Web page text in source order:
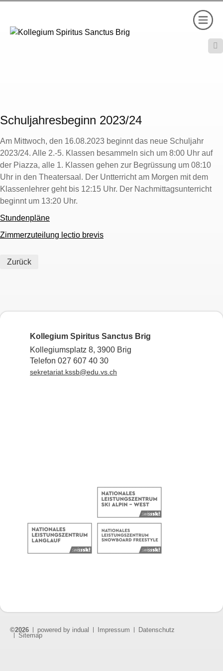

Schuljahresbeginn 2023/24
Am Mittwoch, den 16.08.2023 beginnt das neue Schuljahr
2023/24. Alle 2.-5. Klassen besammeln sich um 8:00 Uhr auf
der Piazza, alle 1. Klassen gehen zur Begrüssung um 08:10
Uhr in den Theatersaal. Der Untterricht am Morgen mit dem
Klassenlehrer geht bis 12:15 Uhr. Der Nachmittagsunterricht
beginnt um 13:20 Uhr.
Stundenpläne
Zimmerzuteilung lectio brevis
Zurück
Kollegium Spiritus Sanctus Brig
Kollegiumsplatz 8, 3900 Brig
Telefon 027 607 40 30
sekretariat.kssb@edu.vs.ch
©2026 powered by indual Impressum Datenschutz
Sitemap